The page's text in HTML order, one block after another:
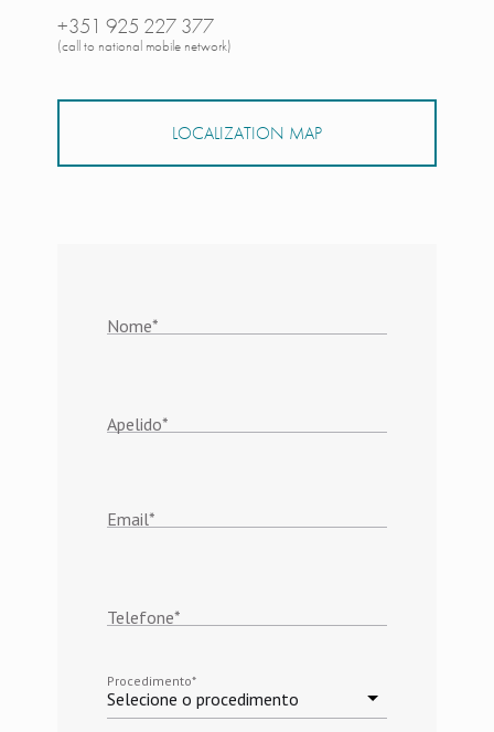
+351 925 227 377
(call to national mobile network)
LOCALIZATION MAP
Nome*
Apelido*
Email*
Telefone*
Selecione o procedimento
Procedimento*